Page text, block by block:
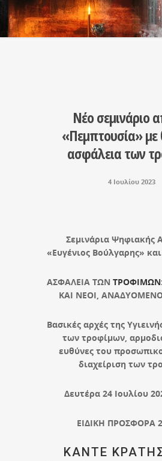
Νέο σεμινάριο
«Πεμπτουσία» με
ασφάλεια των
4 Ιουλίου 2023
Σεμινάρια Ψηφιακής
«Ευγένιος Βούλγαρης» και
ΑΣΦΑΛΕΙΑ ΤΩΝ ΤΡΟΦΙΜΩΝ
ΚΑΙ ΝΕΟΙ,
Bασικές αρχές της
των τροφίμων,
ευθύνες του
διαχείριση των
Δευτέρα 24 Ιουλίου
ΕΙΔΙΚΗ ΠΡΟΣΦΟΡΑ
ΚΑΝΤΕ